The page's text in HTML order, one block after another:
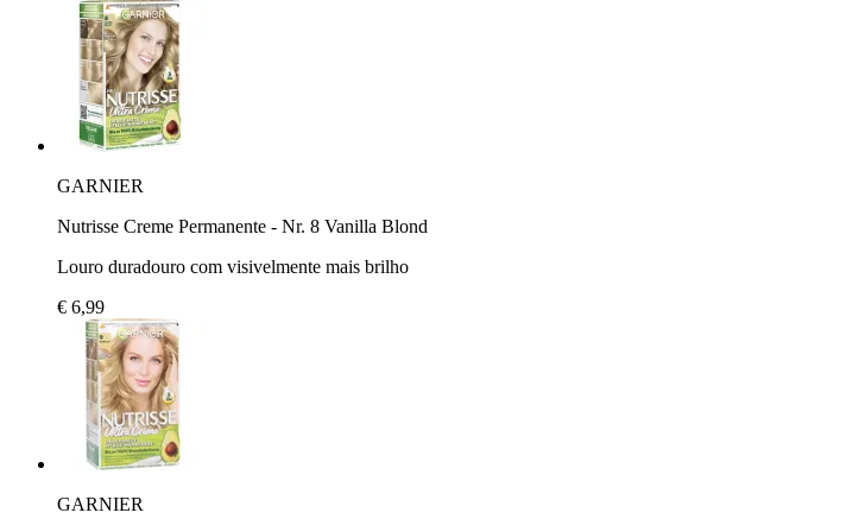
GARNIER
Nutrisse Creme Permanente - Nr. 8 Vanilla Blond
Louro duradouro com visivelmente mais brilho
€ 6,99
GARNIER